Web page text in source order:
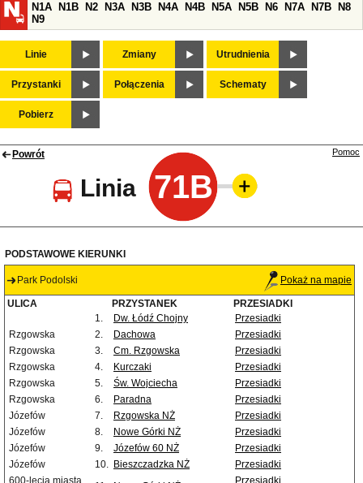
N1A
N1B N2 N3A N3B N4A N4B N5A N5B N6 N7A N7B
N8
N9
Linie Zmiany Utrudnienia
Przystanki Połączenia Schematy
Pobierz
Powrót
Linia 71B
Pomoc
PODSTAWOWE KIERUNKI
Park Podolski Pokaż na mapie
ULICA PRZYSTANEK
PRZESIADKI
1.
Dw. Łódź Chojny
Przesiadki
Rzgowska
2. Dachowa
Przesiadki
Rzgowska
3. Cm. Rzgowska
Przesiadki
Rzgowska
4. Kurczaki
Przesiadki
Rzgowska
5. Św. Wojciecha
Przesiadki
Rzgowska
6. Paradna
Przesiadki
Józefów
7. Rzgowska NŻ
Przesiadki
Józefów
8. Nowe Górki NŻ
Przesiadki
Józefów
9. Józefów 60 NŻ
Przesiadki
Józefów
10. Bieszczadzka NŻ
Przesiadki
600-lecia miasta
Przesiadki